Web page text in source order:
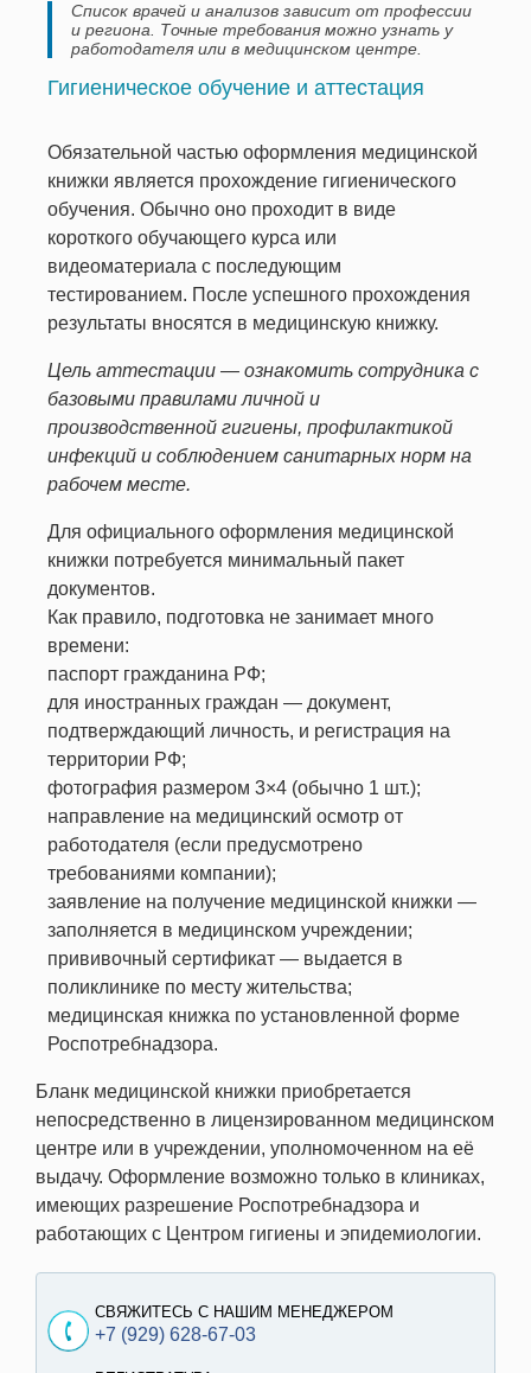
Список врачей и анализов зависит от профессии
и региона. Точные требования можно узнать у
работодателя или в медицинском центре.
Гигиеническое обучение и аттестация
Обязательной частью оформления медицинской
книжки является прохождение гигиенического
обучения. Обычно оно проходит в виде
короткого обучающего курса или
видеоматериала с последующим
тестированием. После успешного прохождения
результаты вносятся в медицинскую книжку.
Цель аттестации — ознакомить сотрудника с
базовыми правилами личной и
производственной гигиены, профилактикой
инфекций и соблюдением санитарных норм на
рабочем месте.
Для официального оформления медицинской
книжки потребуется минимальный пакет
документов.
Как правило, подготовка не занимает много
времени:
паспорт гражданина РФ;
для иностранных граждан — документ,
подтверждающий личность, и регистрация на
территории РФ;
фотография размером 3×4 (обычно 1 шт.);
направление на медицинский осмотр от
работодателя (если предусмотрено
требованиями компании);
заявление на получение медицинской книжки —
заполняется в медицинском учреждении;
прививочный сертификат — выдается в
поликлинике по месту жительства;
медицинская книжка по установленной форме
Роспотребнадзора.
Бланк медицинской книжки приобретается
непосредственно в лицензированном медицинском
центре или в учреждении, уполномоченном на её
выдачу. Оформление возможно только в клиниках,
имеющих разрешение Роспотребнадзора и
работающих с Центром гигиены и эпидемиологии.
СВЯЖИТЕСЬ С НАШИМ МЕНЕДЖЕРОМ
+7 (929) 628-67-03